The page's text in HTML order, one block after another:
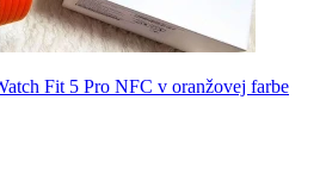
Fit 5 Pro NFC v oranžovej farbe